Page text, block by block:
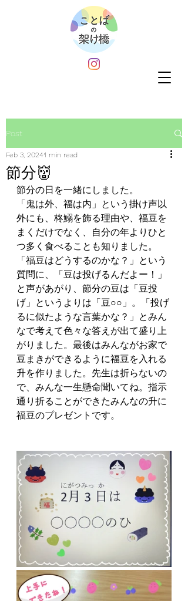
Post
節分👹
Feb 3, 20241 min read
節分の日を一緒にしました。
「鬼は外、福は内」という掛け声以
外にも、柊鰯を飾る理由や、福豆を
まくだけでなく、自分の年よりひと
つ多く食べることも知りました。
「福豆はどうするのかな？」という
質問に、「豆は投げるんだよー！」
と声があがり、節分の豆は「豆投
げ」というよりは「豆○○」。「投げ
るに似たような言葉かな？」とみん
なで考えて色々な答えが出て盛り上
がりました。最後はみんながお家で
豆まきができるように福豆を入れる
升を作りました。先生は折らないの
で、みんな一生懸命聞いてね。指示
通り折ることができたみんなの升に
福豆のプレゼントです。